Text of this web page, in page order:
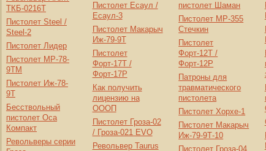
ТКБ-0216Т
Пистолет Steel /
Steel-2
Пистолет Лидер
Пистолет МР-78-
9ТМ
Пистолет Иж-78-
9Т
Бесствольный
пистолет Оса
Компакт
Револьверы серии
Пистолет Есаул /
Есаул-3
Пистолет Макарыч
Иж-79-9Т
Пистолет
Форт-17T /
Форт-17P
Как получить
лицензию на
ОООП
Пистолет Гроза-02
/ Гроза-021 EVO
Револьвер Taurus
пистолет Шаман
Пистолет МР-355
Стечкин
Пистолет
Форт-12T /
Форт-12P
Патроны для
травматического
пистолета
Пистолет Хорхе-1
Пистолет Макарыч
Иж-79-9Т-10
Пистолет Гроза-04